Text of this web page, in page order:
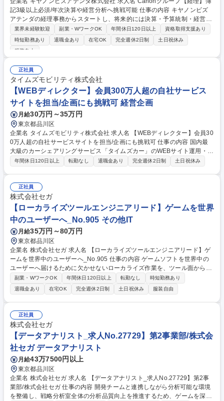
記3級以上必須/年次決算や経営分析へ挑戦可能 仕事の内容 キヤノンビズ
アテンダの経理事務からスタートし、将来的には決算・予算統制・経営分
析など、経理のスペシャリストとして専門性を深めていただけるポジショ
ンです。簿記の知識を活かして着実に成長できます。 ■伝票入力・経費精
算・入出金管理・請求書作成などの日次経理実務 ■月次・年次決算業務の
い合わせ対応 ■将来的には連結決算、予算統制、税務、経営分析など管理
会計領域へも関与 ■Excel（基本関数）を活用した効率的なデータ集計お
よび資料作成 募集職種 Canonグループ【経理】簿記3級以上必須/年次決
算や経営分析へ挑戦可能
業界未経験歓迎 副業・WワークOK 年間休日120日以上
資格取得支援あり
時短勤務あり
退職金あり 在宅OK 完全週休2日制
土日祝休み
服装自由
正社員
タイムズモビリティ株式会社
【WEBディレクター】会員300万人超の自社サービス
サイトを担当/企画にも挑戦可 経営企画
月給30万円～35万円
東京都品川区
企業名 タイムズモビリティ株式会社 求人名 【WEBディレクター】会員30
0万人超の自社サービスサイトを担当/企画にも挑戦可 仕事の内容 国内最
大級のカーシェアリングサービス「タイムズカー」のWEBサイト運用・デ
ィレクション業務。CMSを使ったページ作成や分析に基づく改善提案を通
「タイムズカーレンタル」のWEBサイト運用・ディレクション業務を担
当。CMSを使ったWEBページの作成・更新、サイト分析に基づく企画・
改善提案および実行、施策推進に向けた関係部署との調整・コミュニケー
ションを行います。 募集職種 【WEBディレクター】会員300万人超の自
社サービスサイトを担当/企画にも挑戦可
年間休日120日以上 転勤なし 退職金あり 完全週休2日制 土日祝休み
正社員
株式会社セガ
【ローカライズツールエンジニアリード】ゲームを世界
中のユーザーへ_No.905 その他IT
月給35万円～80万円
東京都品川区
企業名 株式会社セガ 求人名 【ローカライズツールエンジニアリード】ゲ
ームを世界中のユーザーへ_No.905 仕事の内容 ゲームソフトを世界中の
ユーザーへ届けるために欠かせないローカライズ作業を、ツール面から支
えます。ゲーム内テキストおよびボイスを管理するローカライズツールの
開発担当者を募集いたします。 【キャリア/やりがい】将来的には、ロー
カライズツールの開発チームにおけるリーダーを担っていただきます。チ
ームでの開発、ツールの利用者へのサポートも業務に含まれるため、コミ
ュニケーション能力も求められます。セガグループ内で広く使われるツー
ルの設計・開発・保守に一貫して携わり、ゲームを遊ぶ世界中のユーザー
が直接触れる部分に関われるため、やりがいのあるポジションです。 募集
職種 【ローカライズツールエンジニアリード】ゲームを世界中のユーザー
へ_No.905
副業・WワークOK 年間休日120日以上 転勤なし
時短勤務あり
退職金あり
在宅OK 完全週休2日制 土日祝休み 服装自由
正社員
株式会社セガ
【データアナリスト_求人No.27729】第2事業部/株式会
社セガ データアナリスト
月給43万7500円以上
東京都品川区
企業名 株式会社セガ 求人名 【データアナリスト_求人No.27729】第2事
業部/株式会社セガ 仕事の内容 開発チームと連携しながら分析可能な環境
を整備し、戦略分析室全体の分析品質向上を推進するため、ゲームを深く